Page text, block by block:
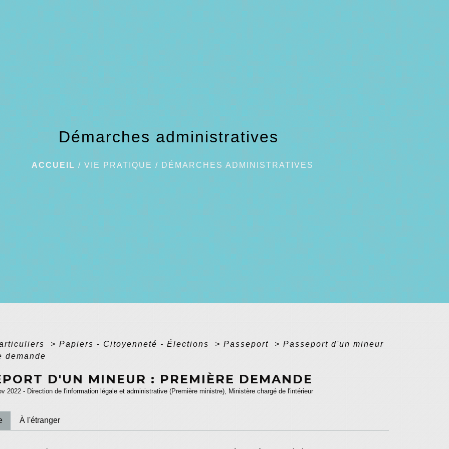
Démarches administratives
ACCUEIL /VIE PRATIQUE / DÉMARCHES ADMINISTRATIVES
> Papiers - Citoyenneté - Élections > Passeport > Passeport d'un mineur
demande
D'UN MINEUR : PREMIÈRE DEMANDE
2022 - Direction de l'information légale et administrative (Première ministre), Ministère chargé de l'intérieur
À l'étranger